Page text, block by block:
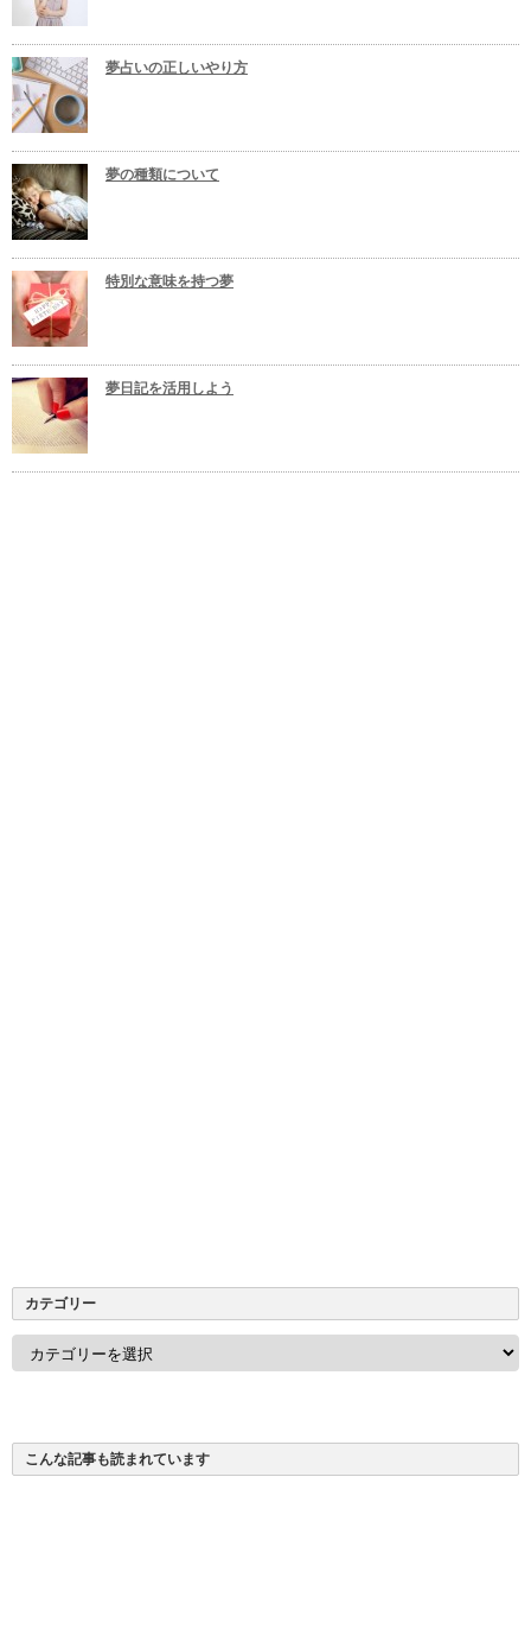
夢占いの正しいやり方
夢の種類について
特別な意味を持つ夢
夢日記を活用しよう
カテゴリー
こんな記事も読まれています